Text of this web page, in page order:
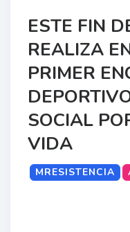
ESTE FIN
REALIZA
PRIMER
SOCIAL
VIDA
MRESISTENCIA